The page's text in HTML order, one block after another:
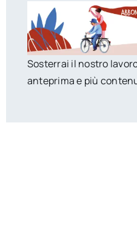
Sosterrai il nostro
anteprima e più